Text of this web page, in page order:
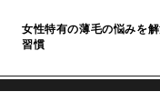
女性特有の薄毛の悩みを
習慣